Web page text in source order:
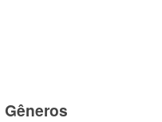
Gêneros